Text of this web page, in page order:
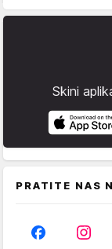
Skini
PRATITE NAS